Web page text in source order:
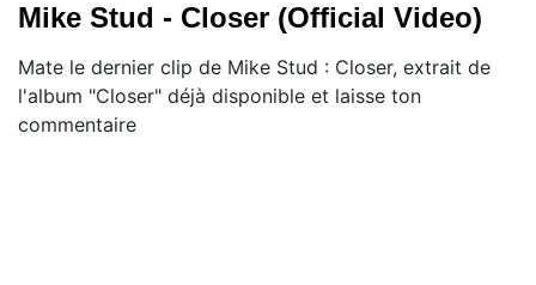
Mike Stud - Closer (Official Video)
Mate le dernier clip de Mike Stud : Closer, extrait de
l'album "Closer" déjà disponible et laisse ton
commentaire